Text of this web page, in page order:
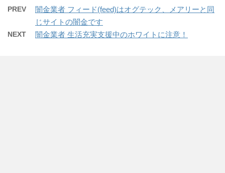
PREV
闇金業者 フィード(feed)はオグテック、メアリーと同
じサイトの闇金です
NEXT 闇金業者 生活充実支援中のホワイトに注意！